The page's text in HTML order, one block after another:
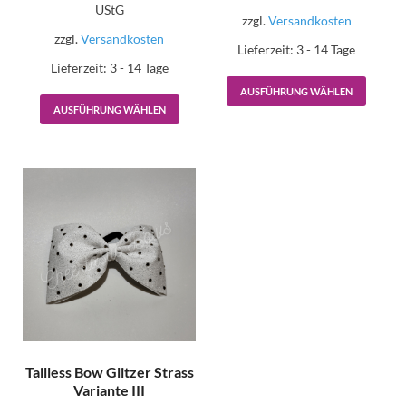
UStG
zzgl.Versandkosten
Lieferzeit: 3 - 14 Tage
AUSFÜHRUNG WÄHLEN
zzgl.Versandkosten
Lieferzeit: 3 - 14 Tage
AUSFÜHRUNG WÄHLEN
Tailless Bow Glitzer Strass
Variante III